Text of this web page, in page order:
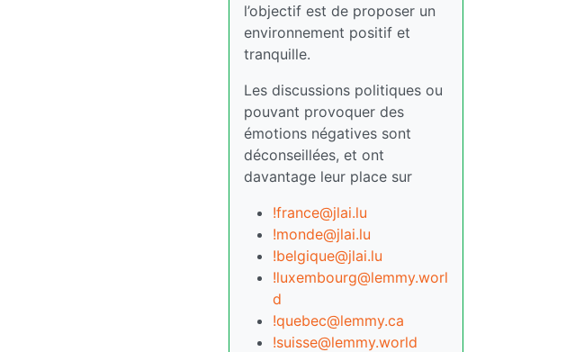
l’objectif est de proposer un
environnement positif et
tranquille.
Les discussions politiques ou
pouvant provoquer des
émotions négatives sont
déconseillées, et ont
davantage leur place sur
!france@jlai.lu
!monde@jlai.lu
!belgique@jlai.lu
!luxembourg@lemmy.worl
d
!quebec@lemmy.ca
!suisse@lemmy.world